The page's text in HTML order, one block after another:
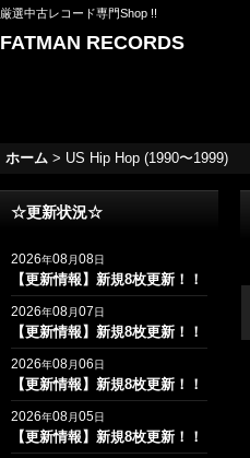
厳選中古レコード専門Shop !!
FATMAN RECORDS
ホーム > US Hip Hop (1990〜1999)
☆更新状況☆
2026年08月08日
【更新情報】新規8枚更新！！
2026年08月07日
【更新情報】新規8枚更新！！
2026年08月06日
【更新情報】新規8枚更新！！
2026年08月05日
【更新情報】新規8枚更新！！